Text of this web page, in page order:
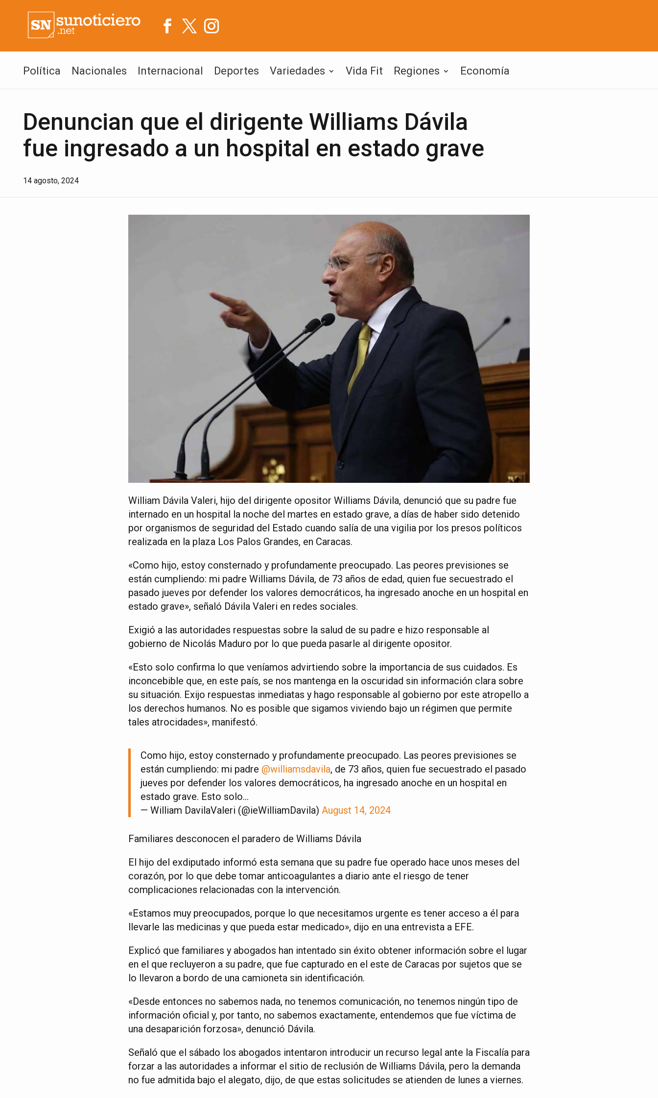
Política Nacionales Internacional Deportes Variedades Vida Fit Regiones Economía
Denuncian que el dirigente Williams Dávila
fue ingresado a un hospital en estado grave
14 agosto, 2024
William Dávila Valeri, hijo del dirigente opositor Williams Dávila, denunció que su padre fue
internado en un hospital la noche del martes en estado grave, a días de haber sido detenido
por organismos de seguridad del Estado cuando salía de una vigilia por los presos políticos
realizada en la plaza Los Palos Grandes, en Caracas.
«Como hijo, estoy consternado y profundamente preocupado. Las peores previsiones se
están cumpliendo: mi padre Williams Dávila, de 73 años de edad, quien fue secuestrado el
pasado jueves por defender los valores democráticos, ha ingresado anoche en un hospital en
estado grave», señaló Dávila Valeri en redes sociales.
Exigió a las autoridades respuestas sobre la salud de su padre e hizo responsable al
gobierno de Nicolás Maduro por lo que pueda pasarle al dirigente opositor.
«Esto solo confirma lo que veníamos advirtiendo sobre la importancia de sus cuidados. Es
inconcebible que, en este país, se nos mantenga en la oscuridad sin información clara sobre
su situación. Exijo respuestas inmediatas y hago responsable al gobierno por este atropello a
los derechos humanos. No es posible que sigamos viviendo bajo un régimen que permite
tales atrocidades», manifestó.
Como hijo, estoy consternado y profundamente preocupado. Las peores previsiones se
están cumpliendo: mi padre @williamsdavila, de 73 años, quien fue secuestrado el pasado
jueves por defender los valores democráticos, ha ingresado anoche en un hospital en
estado grave. Esto solo…
— William DavilaValeri (@ieWilliamDavila) August 14, 2024
Familiares desconocen el paradero de Williams Dávila
El hijo del exdiputado informó esta semana que su padre fue operado hace unos meses del
corazón, por lo que debe tomar anticoagulantes a diario ante el riesgo de tener
complicaciones relacionadas con la intervención.
«Estamos muy preocupados, porque lo que necesitamos urgente es tener acceso a él para
llevarle las medicinas y que pueda estar medicado», dijo en una entrevista a EFE.
Explicó que familiares y abogados han intentado sin éxito obtener información sobre el lugar
en el que recluyeron a su padre, que fue capturado en el este de Caracas por sujetos que se
lo llevaron a bordo de una camioneta sin identificación.
«Desde entonces no sabemos nada, no tenemos comunicación, no tenemos ningún tipo de
información oficial y, por tanto, no sabemos exactamente, entendemos que fue víctima de
una desaparición forzosa», denunció Dávila.
Señaló que el sábado los abogados intentaron introducir un recurso legal ante la Fiscalía para
forzar a las autoridades a informar el sitio de reclusión de Williams Dávila, pero la demanda
no fue admitida bajo el alegato, dijo, de que estas solicitudes se atienden de lunes a viernes.